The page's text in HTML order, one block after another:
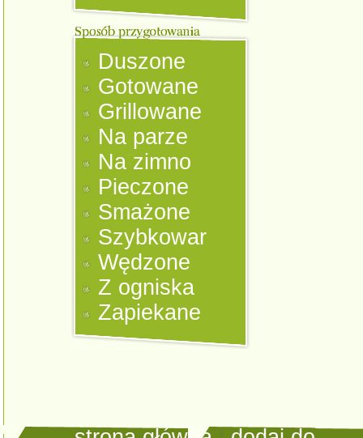
Duszone
Gotowane
Grillowane
Na parze
Na zimno
Pieczone
Smażone
Szybkowar
Wędzone
Z ogniska
Zapiekane